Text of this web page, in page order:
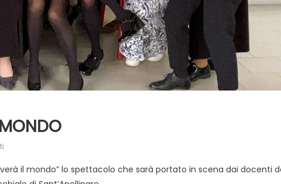
il mondo” lo spettacolo che sarà portato in scena dai docenti